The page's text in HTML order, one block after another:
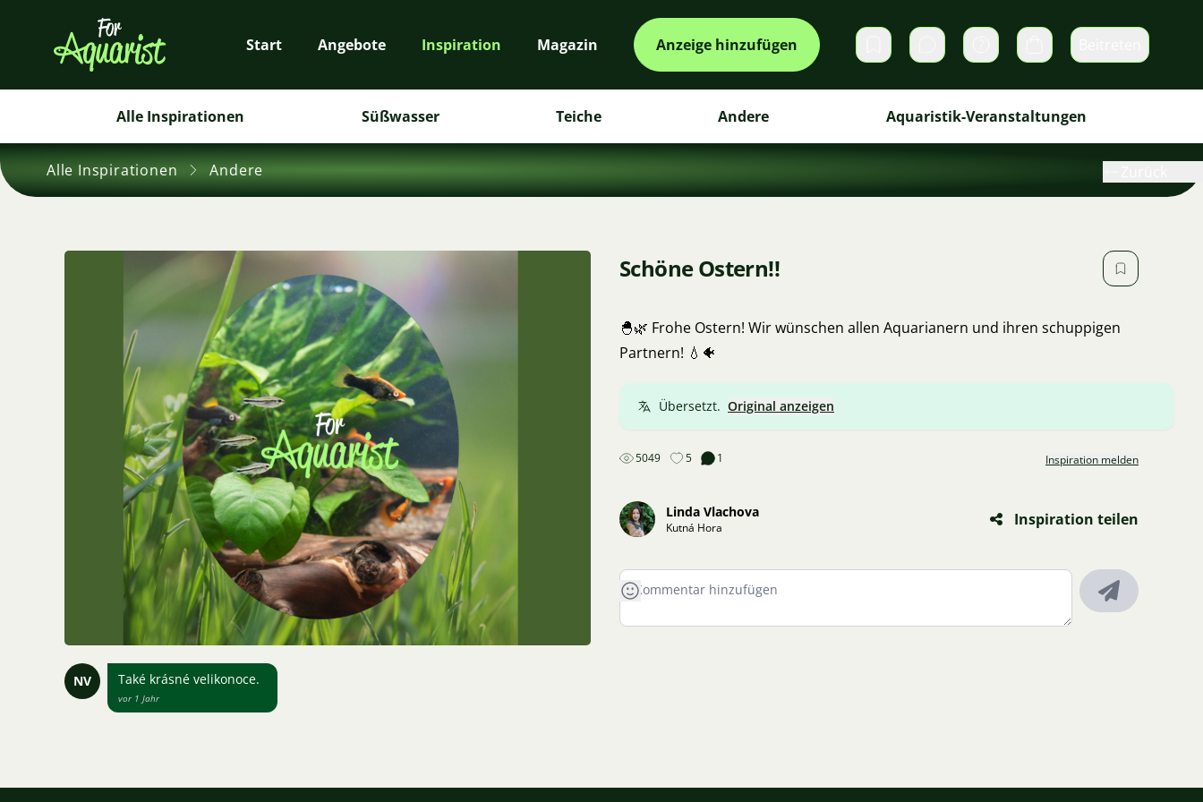
Start Angebote Inspiration Magazin Anzeige hinzufügen DirektnachrichtenWarenkorb
Alle Inspirationen Süßwasser Teiche Andere Aquaristik-Veranstaltungen
Alle Inspirationen Andere
Schöne Ostern!!
🐣🌿 Frohe Ostern! Wir wünschen allen Aquarianern und ihren schuppigen
Partnern! 💧🐠
Übersetzt. Original anzeigen
5049 5 1 Inspiration melden
Linda Vlachova
Kutná Hora Inspiration teilen
NV Také krásné velikonoce.
vor 1 Jahr